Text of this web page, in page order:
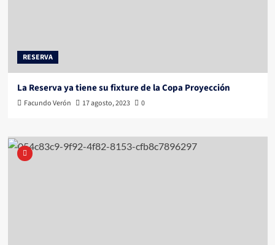
RESERVA
La Reserva ya tiene su fixture de la Copa Proyección
Facundo Verón 17 agosto, 2023 0